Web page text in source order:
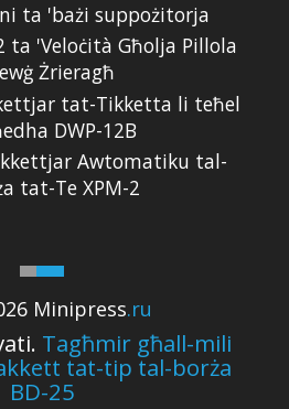
Minipress.ru
Tagħmir għall-mili
tat-tip tal-borża
BD-25
ta 'bażi ​​suppożitorja
ta 'Veloċità Għolja Pillola
Żrieragħ
tat-Tikketta li teħel
DWP-12B
Awtomatiku tal-
tat-Te XPM-2